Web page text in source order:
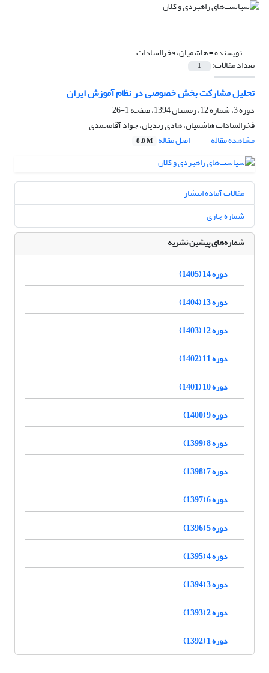
نویسنده =هاشمیان، فخرالسادات
تعداد مقالات: 1
تحلیل مشارکت بخش خصوصی در نظام آموزش ایران
دوره 3، شماره 12، زمستان 1394، صفحه
1-26
فخرالسادات هاشمیان، هادی زندیان، جواد آقامحمدی
مشاهده مقاله
اصل مقاله 8.8 M
مقالات آماده انتشار
شماره جاری
شماره‌های پیشین نشریه
دوره 14 (1405)
دوره 13 (1404)
دوره 12 (1403)
دوره 11 (1402)
دوره 10 (1401)
دوره 9 (1400)
دوره 8 (1399)
دوره 7 (1398)
دوره 6 (1397)
دوره 5 (1396)
دوره 4 (1395)
دوره 3 (1394)
دوره 2 (1393)
دوره 1 (1392)